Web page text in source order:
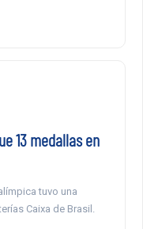
13 medallas en
tuvo una
Caixa de Brasil.